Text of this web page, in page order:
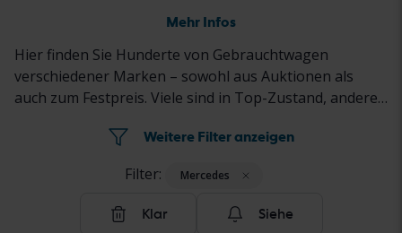
Mehr Infos
Hier finden Sie Hunderte von Gebrauchtwagen
verschiedener Marken – sowohl aus Auktionen als
auch zum Festpreis. Viele sind in Top-Zustand, andere
Fahrzeuge werden gründlich geprüft; die Ergebnisse
Weitere Filter anzeigen
Filter: Mercedes
Klar Siehe